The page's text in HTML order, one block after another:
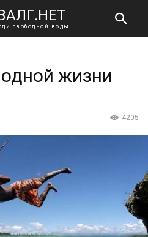
свободной воды
жизни
4205